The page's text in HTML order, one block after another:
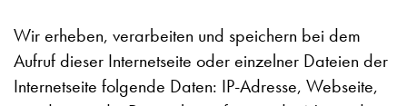
Wir erheben, verarbeiten und speichern bei dem
Aufruf dieser Internetseite oder einzelner Dateien der
Internetseite folgende Daten: IP-Adresse, Webseite,